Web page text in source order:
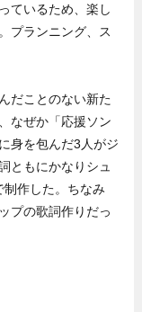
ているため、楽し
プランニング、ス
だことのない新た
なぜか「応援ソン
身を包んだ3人がジ
ともにかなりシュ
作した。ちなみ
プの歌詞作りだっ